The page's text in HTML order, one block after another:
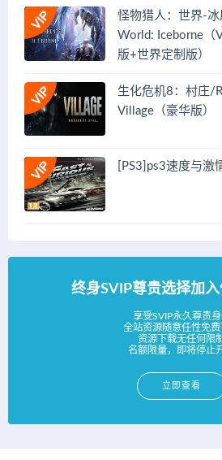
怪物猎人：世界-
World: Iceborne（
版+世界定制版）
生化危机8：村庄/
Village（豪华版）
[PS3]ps3速度与激
终身SVIP尊贵选择加
享受SVIP永久尊贵
全站资源随意任性免费
资源下载无任何限
名额限量，即将停止
立即查看